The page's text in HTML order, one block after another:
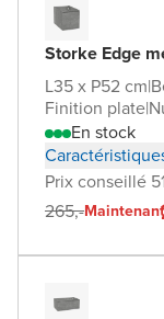
Storke Edge
L35 x P52 cm|
Finition plate|
En stock
Prix conseillé
265,-Maintenant